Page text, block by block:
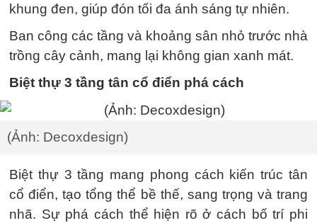
khung đen, giúp đón tối đa ánh sáng tự nhiên.
Ban công các tầng và khoảng sân nhỏ trước nhà
trồng cây cảnh, mang lại không gian xanh mát.
Biệt thự 3 tầng tân cổ điển phá cách
(Ảnh: Decoxdesign)
Biệt thự 3 tầng mang phong cách kiến trúc tân
cổ điển, tạo tổng thể bề thế, sang trọng và trang
nhã. Sự phá cách thể hiện rõ ở cách bố trí phi